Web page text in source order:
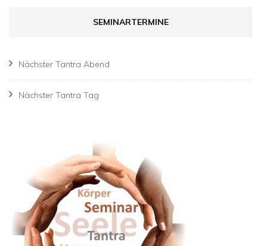
SEMINARTERMINE
Nächster Tantra Abend
Nächster Tantra Tag